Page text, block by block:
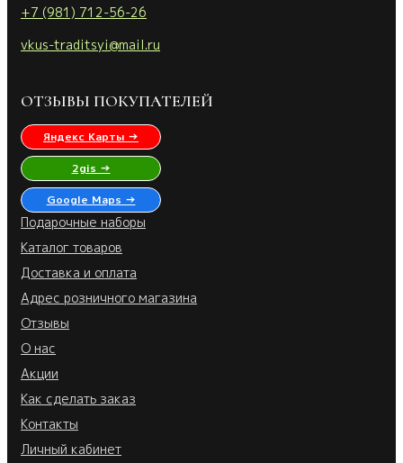
+7 (981) 712-56-26
vkus-traditsyi@mail.ru
ОТЗЫВЫ ПОКУПАТЕЛЕЙ
Яндекс Карты →
2gis →
Google Maps →
Подарочные наборы
Каталог товаров
Доставка и оплата
Адрес розничного магазина
Отзывы
О нас
Акции
Как сделать заказ
Контакты
Личный кабинет